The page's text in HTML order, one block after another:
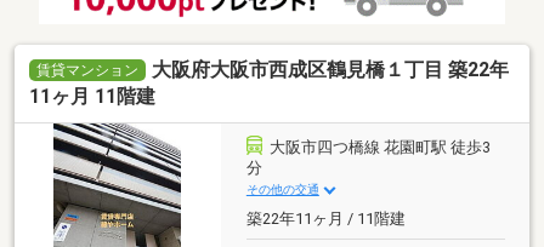
賃貸マンション
大阪府大阪市西成区鶴見橋１丁目 築22年
11ヶ月 11階建
大阪市四つ橋線 花園町駅 徒歩3
分
その他の交通
築22年11ヶ月 / 11階建